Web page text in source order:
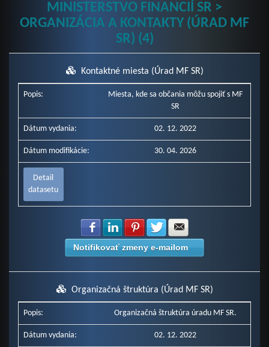
MINISTERSTVO FINANCIÍ SR >
ORGANIZÁCIA A KONTAKTY (ÚRAD MF
SR) (4)
Kontaktné miesta (Úrad MF SR)
Popis:
Miesta, kde sa občania môžu spojiť s MF
SR
Dátum vydania: 02. 12. 2022
Dátum modifikácie: 30. 04. 2026
Detail
datasetu
Zdielať na Facebook
Zdielať na LinkedIn
Zdielať na Pinterest
Zdielať na Twitter
Notifikovať zmeny e-mailom
Organizačná štruktúra (Úrad MF SR)
Popis: Organizačná štruktúra úradu MF SR.
Dátum vydania: 02. 12. 2022